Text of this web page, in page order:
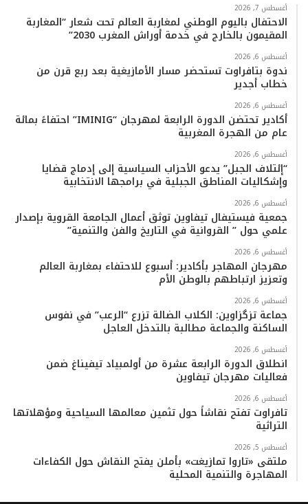
و
ك
ت
ر
ي
و
ب
ت
ق
ر
م
o
k
س
ب
أغسطس 7, 2026
الاحتفال باليوم الوطني لمغاربة العالم تحت شعار “المغاربة
المقيمون بالخارج في خدمة أوراش المغرب 2030”
أغسطس 6, 2026
ندوة بتافراوت تستحضر مسار الأمازيغية بعد ربع قرن من
خطاب أجدير
أغسطس 6, 2026
أكادير تحتضن الدورة الرابعة لمهرجان “IMINIG” احتفاءً بمائة
عام من الهجرة المغربية
أغسطس 6, 2026
“إئتلاف الجبل” يدعو الأحزاب السياسية إلى إدماج قضايا
وإشكاليات المناطق الجبلية في برامجها الانتخابية
أغسطس 6, 2026
جمعية فيستيفال تيفاوين توثق أعمال الجامعة القروية بإصدار
علمي حول ” القروانية في التاريخ والفن والتنمية”
أغسطس 6, 2026
مهرجان المهاجر بأكادير: أسبوع للاحتفاء بمغاربة العالم
وتعزيز ارتباطهم بالوطن الأم
أغسطس 6, 2026
جماعة تزگزاوين: الكلاب الضالة تزرع “الرعب” في نفوس
الساكنة والجماعة مطالبة بالتدخل العاجل
أغسطس 6, 2026
انطلاق الدورة الرابعة عشرة من أولمبياد تيفيناغ ضمن
فعاليات مهرجان تيفاوين
أغسطس 6, 2026
تافراوت تفتح نقاشاً حول تثمين معالمها السياحية ومؤهلاتها
التراثية
أغسطس 5, 2026
ملتقى «تاروا تمازيغت» بأملن يفتح النقاش حول الكفاءات
المهاجرة والتنمية المحلية